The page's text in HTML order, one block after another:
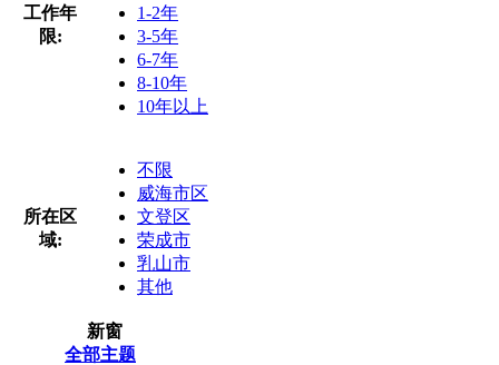
工作年
限:
1-2年
3-5年
6-7年
8-10年
10年以上
所在区
域:
不限
威海市区
文登区
荣成市
乳山市
其他
新窗
全部主题